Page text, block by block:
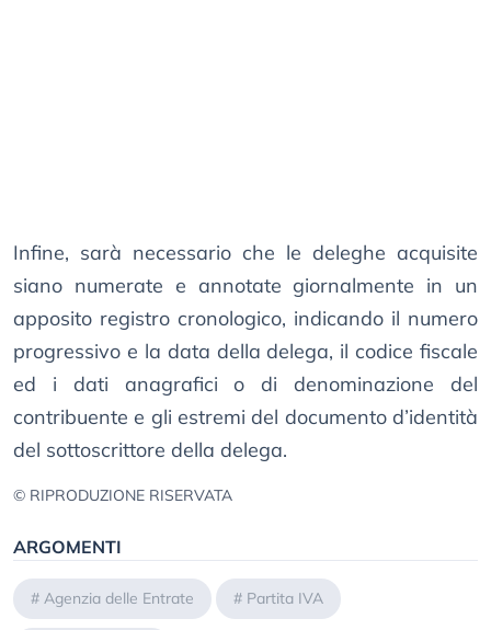
Infine, sarà necessario che le deleghe acquisite
siano numerate e annotate giornalmente in un
apposito registro cronologico, indicando il numero
progressivo e la data della delega, il codice fiscale
ed i dati anagrafici o di denominazione del
contribuente e gli estremi del documento d’identità
del sottoscrittore della delega.
© RIPRODUZIONE RISERVATA
ARGOMENTI
# Agenzia delle Entrate # Partita IVA